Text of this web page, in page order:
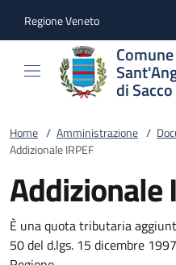
Regione Veneto
di Sacco
Home / Amministrazione /
Addizionale IRPEF
Addizionale
È una quota tributaria
50 del d.lgs. 15 dicembre